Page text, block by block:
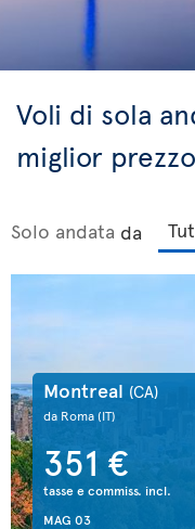
Voli di sola
miglior prezzo
Solo andata da
Montreal (CA)
da Roma(IT)
351 €
tasse e commiss. incl.
MAG 03